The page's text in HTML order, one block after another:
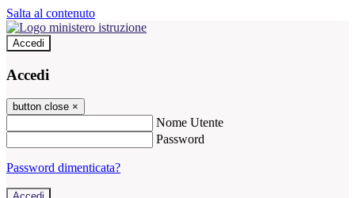
Salta al contenuto
Accedi
Accedi
button close ×
Nome Utente
Password
Password dimenticata?